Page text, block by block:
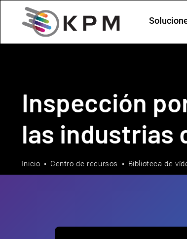
Inspección
las industrias
Inicio Centro de recursos Biblioteca de